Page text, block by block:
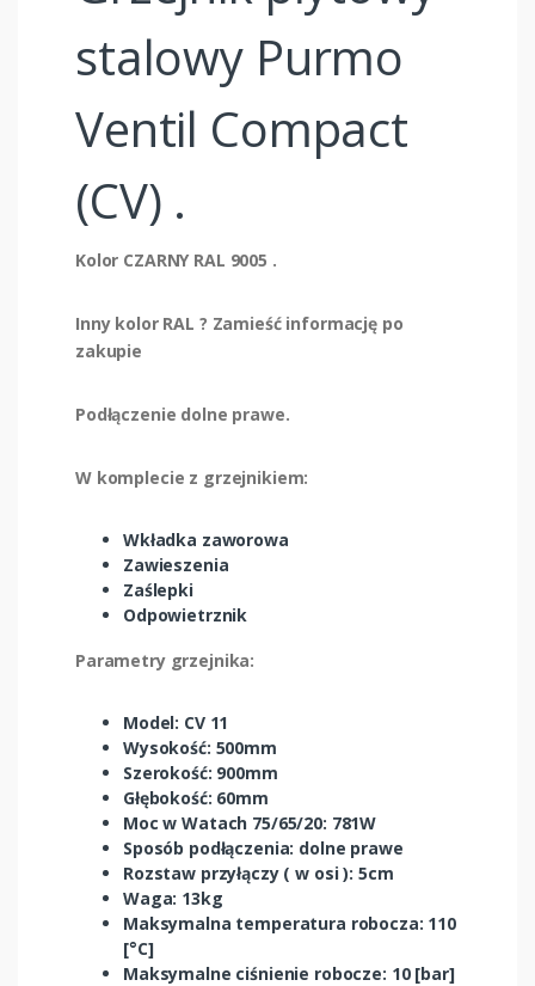
stalowy Purmo
Ventil Compact
(CV) .
Kolor CZARNY RAL 9005 .
Inny kolor RAL ? Zamieść informację po
zakupie
Podłączenie dolne prawe.
W komplecie z grzejnikiem:
Wkładka zaworowa
Zawieszenia
Zaślepki
Odpowietrznik
Parametry grzejnika:
Model: CV 11
Wysokość: 500mm
Szerokość: 900mm
Głębokość: 60mm
Moc w Watach 75/65/20: 781W
Sposób podłączenia: dolne prawe
Rozstaw przyłączy ( w osi ): 5cm
Waga: 13kg
Maksymalna temperatura robocza: 110
[°C]
Maksymalne ciśnienie robocze: 10 [bar]